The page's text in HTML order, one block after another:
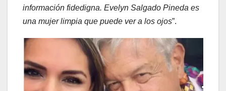
información fidedigna. Evelyn Salgado Pineda es
una mujer limpia que puede ver a los ojos”.